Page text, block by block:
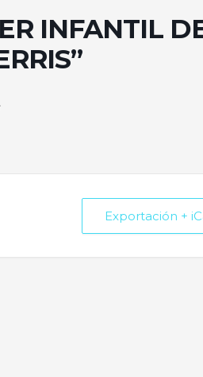
INFANTIL
Exportación +